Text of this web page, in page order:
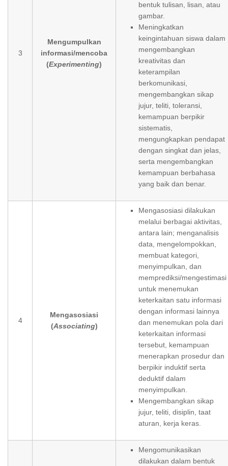
3
Mengumpulkan
informasi/mencoba
(Experimenting)
bentuk tulisan, lisan, atau
gambar.
Meningkatkan
keingintahuan siswa dalam
mengembangkan
kreativitas dan
keterampilan
berkomunikasi,
mengembangkan sikap
jujur, teliti, toleransi,
kemampuan berpikir
sistematis,
mengungkapkan pendapat
dengan singkat dan jelas,
serta mengembangkan
kemampuan berbahasa
yang baik dan benar.
4
Mengasosiasi
(Associating)
Mengasosiasi dilakukan
melalui berbagai aktivitas,
antara lain; menganalisis
data, mengelompokkan,
membuat kategori,
menyimpulkan, dan
memprediksi/mengestimasi
untuk menemukan
keterkaitan satu informasi
dengan informasi lainnya
dan menemukan pola dari
keterkaitan informasi
tersebut, kemampuan
menerapkan prosedur dan
berpikir induktif serta
deduktif dalam
menyimpulkan.
Mengembangkan sikap
jujur, teliti, disiplin, taat
aturan, kerja keras.
Mengomunikasikan
dilakukan dalam bentuk